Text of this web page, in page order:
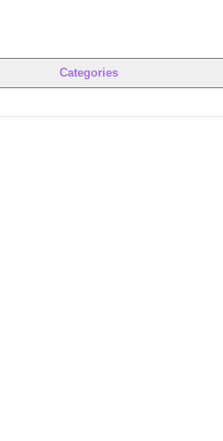
Categories